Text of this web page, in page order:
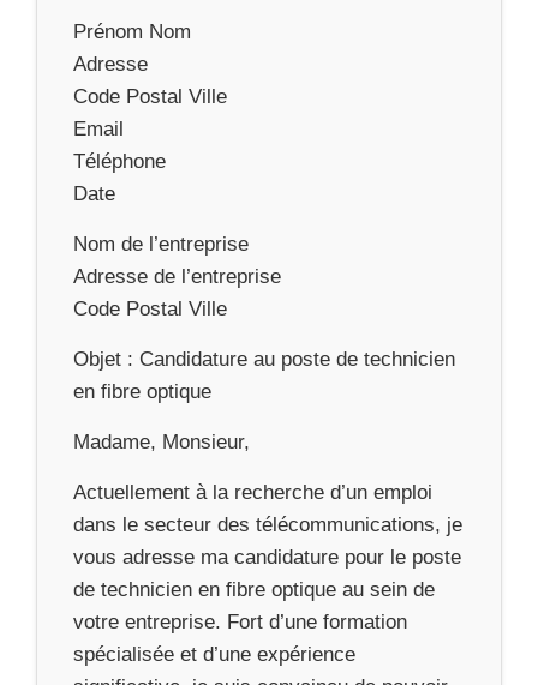
Prénom Nom
Adresse
Code Postal Ville
Email
Téléphone
Date
Nom de l’entreprise
Adresse de l’entreprise
Code Postal Ville
Objet : Candidature au poste de technicien
en fibre optique
Madame, Monsieur,
Actuellement à la recherche d’un emploi
dans le secteur des télécommunications, je
vous adresse ma candidature pour le poste
de technicien en fibre optique au sein de
votre entreprise. Fort d’une formation
spécialisée et d’une expérience